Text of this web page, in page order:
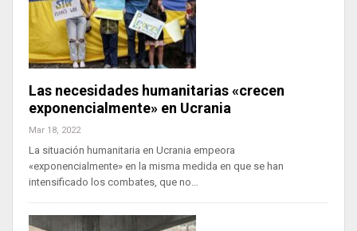
Las necesidades humanitarias «crecen
exponencialmente» en Ucrania
Mar 18, 2022
La situación humanitaria en Ucrania empeora
«exponencialmente» en la misma medida en que se han
intensificado los combates, que no…